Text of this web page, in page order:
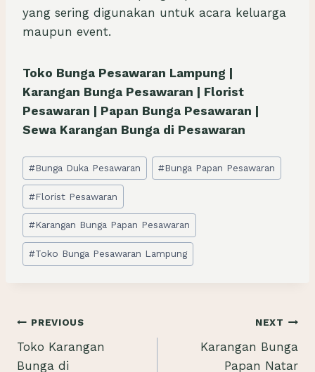
yang sering digunakan untuk acara keluarga
maupun event.
Toko Bunga Pesawaran Lampung |
Karangan Bunga Pesawaran | Florist
Pesawaran | Papan Bunga Pesawaran |
Sewa Karangan Bunga di Pesawaran
Post
Tags:
#Bunga Duka Pesawaran #Bunga Papan Pesawaran
#Florist Pesawaran
#Karangan Bunga Papan Pesawaran
#Toko Bunga Pesawaran Lampung
Navigasi
pos
PREVIOUS
Toko Karangan
Bunga di
NEXT
Karangan Bunga
Papan Natar